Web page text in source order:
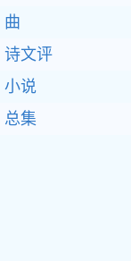
曲
诗文评
小说
总集